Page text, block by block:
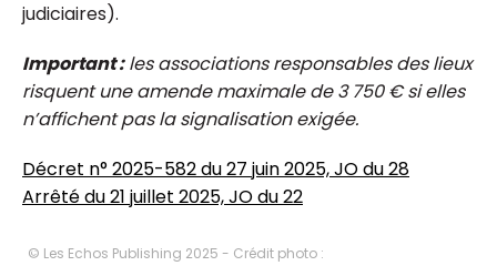
judiciaires).
Important :les associations responsables des lieux
risquent une amende maximale de 3 750 € si elles
n’affichent pas la signalisation exigée.
Décret n° 2025-582 du 27 juin 2025, JO du 28
Arrêté du 21 juillet 2025, JO du 22
© Les Echos Publishing 2025 - Crédit photo :